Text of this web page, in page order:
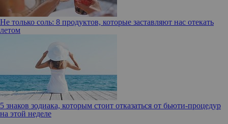
Не только соль: 8 продуктов, которые заставляют нас отекать
летом
5 знаков зодиака, которым стоит отказаться от бьюти-процедур
на этой неделе